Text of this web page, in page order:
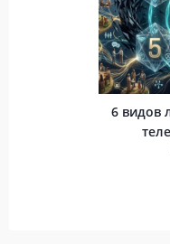
6 видов